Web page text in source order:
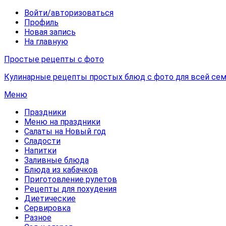
Войти/авторизоваться
Профиль
Новая запись
На главную
Простые рецепты с фото
Кулинарные рецепты простых блюд с фото для всей
Меню
Праздники
Меню на праздники
Салаты на Новый год
Сладости
Напитки
Заливные блюда
Блюда из кабачков
Приготовление рулетов
Рецепты для похудения
Диетические
Сервировка
Разное